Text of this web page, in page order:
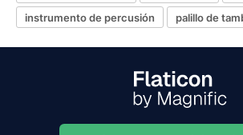
instrumento de percusión
palillo de